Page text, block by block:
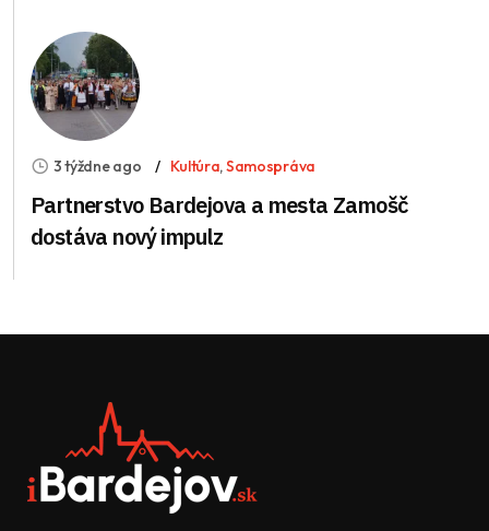
3 týždne ago Kultúra,Samospráva
Partnerstvo Bardejova a mesta Zamošč
dostáva nový impulz